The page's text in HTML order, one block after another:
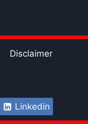
Disclaimer
Linkedin